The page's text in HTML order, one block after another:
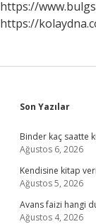
https://
https://
Son Yazılar
Binder kaç saatte
Ağustos 6, 2026
Kendisine kitap
Ağustos 5, 2026
Avans faizi hangi
Ağustos 4, 2026